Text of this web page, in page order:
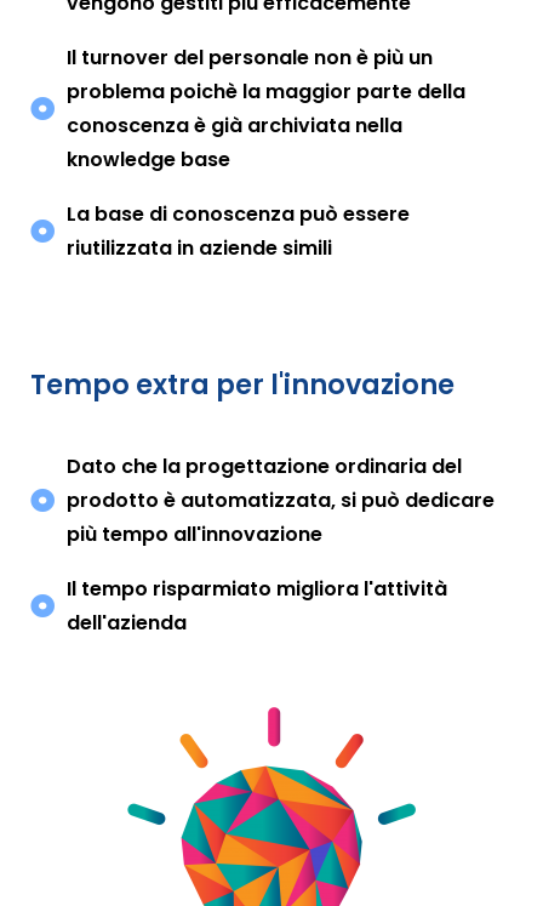
Il turnover del personale non è più un
problema poichè la maggior parte della
conoscenza è già archiviata nella
knowledge base
La base di conoscenza può essere
riutilizzata in aziende simili
Tempo extra per l'innovazione
Dato che la progettazione ordinaria del
prodotto è automatizzata, si può dedicare
più tempo all'innovazione
Il tempo risparmiato migliora l'attività
dell'azienda